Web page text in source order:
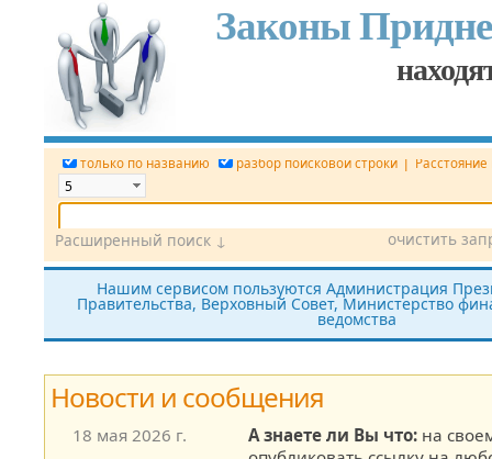
Законы
только по названию разбор поисковой строки |
Номер док. Дата
Принявший орган Источник (САЗ)
все редакции показать утратившие силу без
очистить
Расширенный поиск ↓
Нашим сервисом пользуются Администрация
Правительства, Верховный Совет, Министерство
ведомства
Новости и сообщения
18 мая 2026 г. А знаете ли Вы что: на